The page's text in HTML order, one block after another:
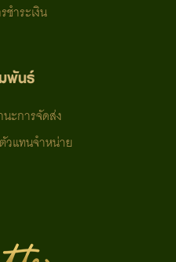
ชำระเงิน
พันธ์
ะการจัดส่ง
ตัวแทนจำหน่าย